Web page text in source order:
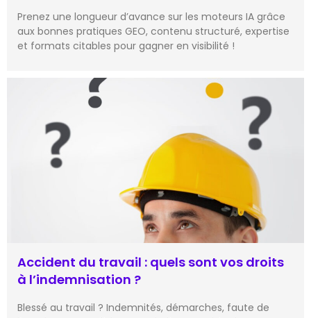
Prenez une longueur d’avance sur les moteurs IA grâce
aux bonnes pratiques GEO, contenu structuré, expertise
et formats citables pour gagner en visibilité !
Accident du travail : quels sont vos droits
à l’indemnisation ?
Blessé au travail ? Indemnités, démarches, faute de